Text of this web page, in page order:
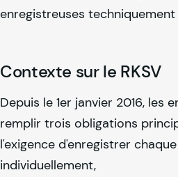
enregistreuses techniquement
Contexte sur le RKSV
Depuis le 1er janvier 2016, les
remplir trois obligations
l'exigence d'enregistrer
individuellement,